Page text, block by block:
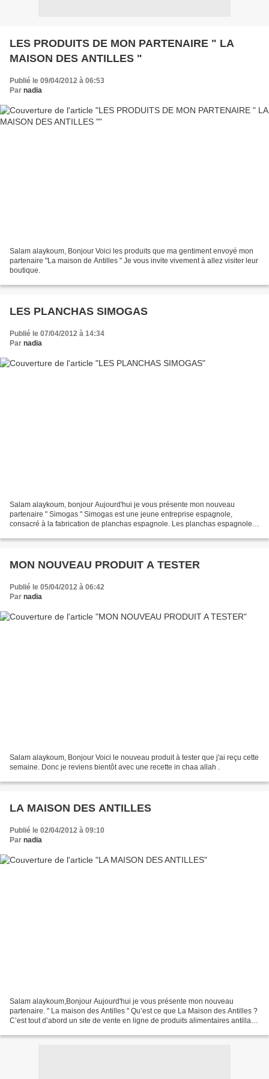
LES PRODUITS DE MON PARTENAIRE " LA
MAISON DES ANTILLES "
Publié le 09/04/2012 à 06:53
Par nadia
Salam alaykoum, Bonjour Voici les produits que ma gentiment envoyé mon
partenaire "La maison de Antilles " Je vous invite vivement à allez visiter leur
boutique.
LES PLANCHAS SIMOGAS
Publié le 07/04/2012 à 14:34
Par nadia
Salam alaykoum, bonjour Aujourd'hui je vous présente mon nouveau
partenaire " Simogas " Simogas est une jeune entreprise espagnole,
consacré à la fabrication de planchas espagnole. Les planchas espagnoles
MON NOUVEAU PRODUIT A TESTER
Publié le 05/04/2012 à 06:42
Par nadia
Salam alaykoum, Bonjour Voici le nouveau produit à tester que j'ai reçu cette
semaine. Donc je reviens bientôt avec une recette in chaa allah .
LA MAISON DES ANTILLES
Publié le 02/04/2012 à 09:10
Par nadia
Salam alaykoum,Bonjour Aujourd'hui je vous présente mon nouveau
partenaire. " La maison des Antilles " Qu’est ce que La Maison des Antilles ?
C’est tout d’abord un site de vente en ligne de produits alimentaires antillais.